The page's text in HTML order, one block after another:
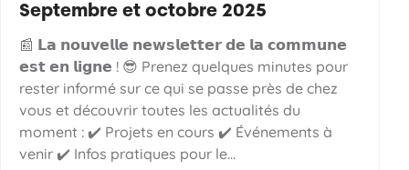
Septembre et octobre 2025
📰 𝗟𝗮 𝗻𝗼𝘂𝘃𝗲𝗹𝗹𝗲 𝗻𝗲𝘄𝘀𝗹𝗲𝘁𝘁𝗲𝗿 𝗱𝗲 𝗹𝗮 𝗰𝗼𝗺𝗺𝘂𝗻𝗲
𝗲𝘀𝘁 𝗲𝗻 𝗹𝗶𝗴𝗻𝗲 ! 😎 Prenez quelques minutes pour
rester informé sur ce qui se passe près de chez
vous et découvrir toutes les actualités du
moment : ✔️ Projets en cours ✔️ Événements à
venir ✔️ Infos pratiques pour le…